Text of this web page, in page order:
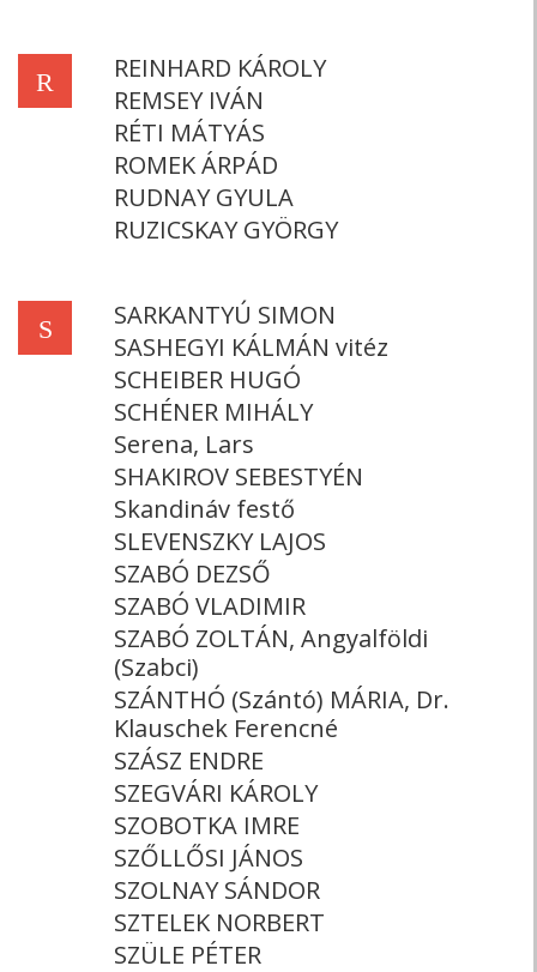
R
REINHARD KÁROLY
REMSEY IVÁN
RÉTI MÁTYÁS
ROMEK ÁRPÁD
RUDNAY GYULA
RUZICSKAY GYÖRGY
S
SARKANTYÚ SIMON
SASHEGYI KÁLMÁN vitéz
SCHEIBER HUGÓ
SCHÉNER MIHÁLY
Serena, Lars
SHAKIROV SEBESTYÉN
Skandináv festő
SLEVENSZKY LAJOS
SZABÓ DEZSŐ
SZABÓ VLADIMIR
SZABÓ ZOLTÁN, Angyalföldi
(Szabci)
SZÁNTHÓ (Szántó) MÁRIA, Dr.
Klauschek Ferencné
SZÁSZ ENDRE
SZEGVÁRI KÁROLY
SZOBOTKA IMRE
SZŐLLŐSI JÁNOS
SZOLNAY SÁNDOR
SZTELEK NORBERT
SZÜLE PÉTER